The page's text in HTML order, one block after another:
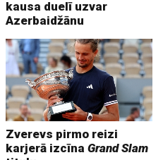
kausa duelī uzvar
Azerbaidžānu
Zverevs pirmo reizi
karjerā izcīnaGrand Slam